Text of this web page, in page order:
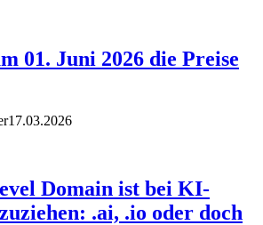
01. Juni 2026 die Preise
17.03.2026
Domain ist bei KI-
.ai, .io oder doch